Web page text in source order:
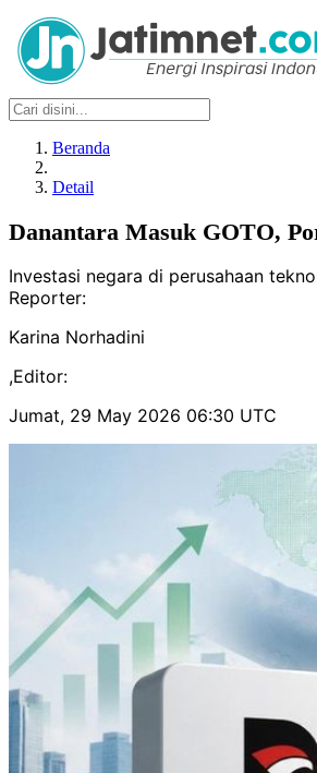
Beranda
Detail
Danantara Masuk GOTO,
Investasi negara di perusahaan
Reporter:
Karina Norhadini
,Editor:
Jumat, 29 May 2026 06:30 UTC